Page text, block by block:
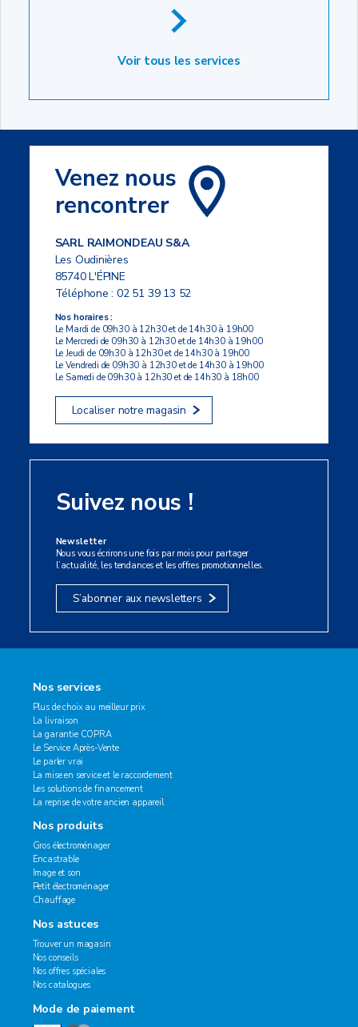
Voir tous les services
Venez nous
rencontrer
SARL RAIMONDEAU S&A
Les Oudinières
85740 L'ÉPINE
Téléphone :02 51 39 13 52
Nos horaires :
Le Mardi de 09h30 à 12h30 et de 14h30 à 19h00
Le Mercredi de 09h30 à 12h30 et de 14h30 à 19h00
Le Jeudi de 09h30 à 12h30 et de 14h30 à 19h00
Le Vendredi de 09h30 à 12h30 et de 14h30 à 19h00
Le Samedi de 09h30 à 12h30 et de 14h30 à 18h00
Localiser notre magasin
Suivez nous !
Newsletter
Nous vous écrirons une fois par mois pour partager
l’actualité, les tendances et les offres promotionnelles.
S’abonner aux newsletters
Nos services
Plus de choix au meilleur prix
La livraison
La garantie COPRA
Le Service Après-Vente
Le parler vrai
La mise en service et le raccordement
Les solutions de financement
La reprise de votre ancien appareil
Nos produits
Gros électroménager
Encastrable
Image et son
Petit électroménager
Chauffage
Nos astuces
Trouver un magasin
Nos conseils
Nos offres spéciales
Nos catalogues
Mode de paiement